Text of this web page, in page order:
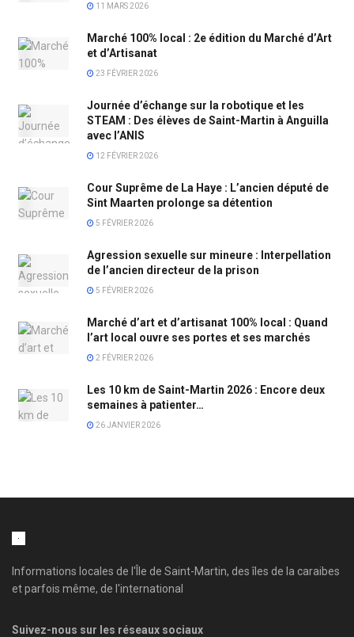
11 MARS 2026
Marché 100% local : 2e édition du Marché d’Art
et d’Artisanat
23 FÉVRIER 2026
Journée d’échange sur la robotique et les
STEAM : Des élèves de Saint-Martin à Anguilla
avec l’ANIS
12 FÉVRIER 2026
Cour Suprême de La Haye : L’ancien député de
Sint Maarten prolonge sa détention
5 FÉVRIER 2026
Agression sexuelle sur mineure : Interpellation
de l’ancien directeur de la prison
5 FÉVRIER 2026
Marché d’art et d’artisanat 100% local : Quand
l’art local ouvre ses portes et ses marchés
2 FÉVRIER 2026
Les 10 km de Saint-Martin 2026 : Encore deux
semaines à patienter…
26 JANVIER 2026
Informations locales de l'Île de Saint-Martin, des îles de la caraibes
et parfois même, de l'international
Suivez-nous sur les réseaux sociaux